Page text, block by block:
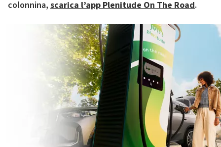
colonnina, scarica l’app Plenitude On The Road.